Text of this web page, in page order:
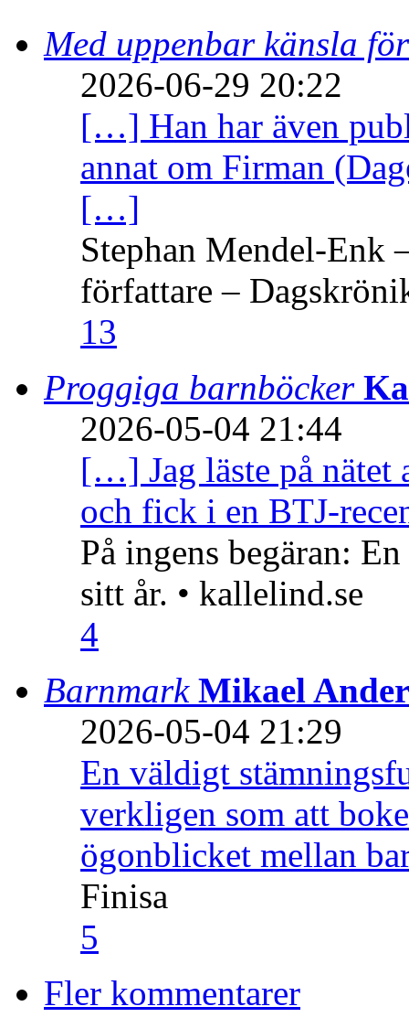
Med uppenbar känsla
2026-06-29 20:22
[…] Han har även
annat om Firman
[…]
Stephan Mendel-Enk
författare –
13
Proggiga barnböcker
2026-05-04 21:44
[…] Jag läste på nätet
och fick i en BTJ-
På ingens begäran:
sitt år. • kallelind.se
4
Barnmark Mikael
2026-05-04 21:29
En väldigt
verkligen som att
ögonblicket mellan
Finisa
5
Fler kommentarer